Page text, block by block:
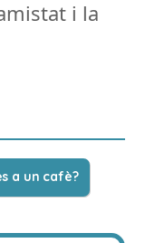
i la
a un cafè?